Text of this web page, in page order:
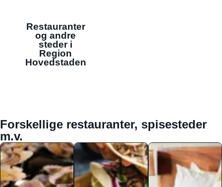
Restauranter
og andre
steder i
Region
Hovedstaden
Forskellige restauranter, spisesteder
m.v.